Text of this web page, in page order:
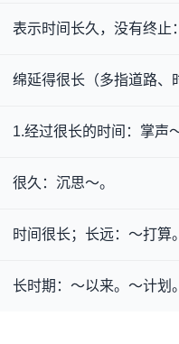
表示时间长久，没有终止
绵延得很长（多指道路、
1.经过很长的时间：掌声
很久：沉思～。
时间很长；长远：～打算
长时期：～以来。～计划